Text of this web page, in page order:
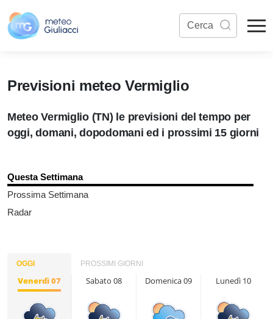
Previsioni meteo Vermiglio
Meteo Vermiglio (TN) le previsioni del tempo per
oggi, domani, dopodomani ed i prossimi 15 giorni
Questa Settimana
Prossima Settimana
Radar
OGGI PROSSIMI GIORNI
Venerdì 07 Sabato 08 Domenica 09 Lunedì 10